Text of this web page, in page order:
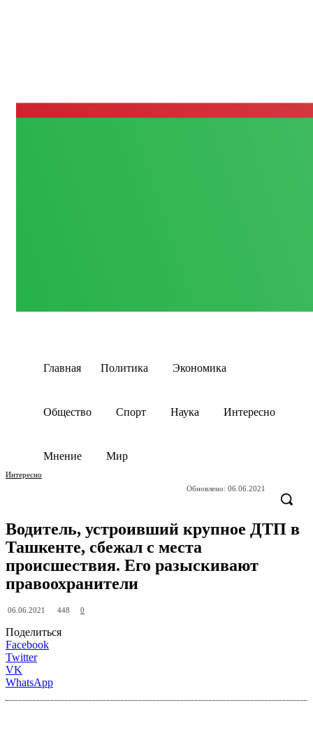
Главная Политика Экономика
Общество Спорт Наука Интересно
Мнение Мир
Интересно
Обновлено: 06.06.2021
Водитель, устроивший крупное ДТП в
Ташкенте, сбежал с места
происшествия. Его разыскивают
правоохранители
06.06.2021 448 0
Поделиться
Facebook
Twitter
VK
WhatsApp